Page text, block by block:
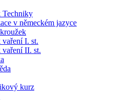
Techniky
v německém jazyce
I. st.
II. st.
kurz